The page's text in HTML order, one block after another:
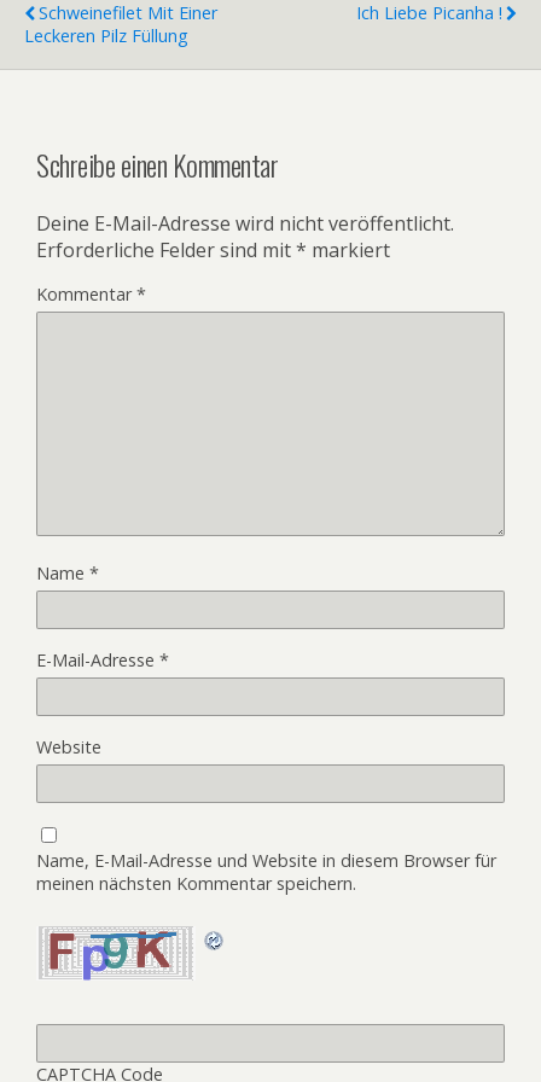
Schweinefilet Mit Einer
Leckeren Pilz Füllung
Ich Liebe Picanha !
Schreibe einen Kommentar
Deine E-Mail-Adresse wird nicht veröffentlicht.
Erforderliche Felder sind mit* markiert
Kommentar*
Name *
E-Mail-Adresse *
Website
Name, E-Mail-Adresse und Website in diesem Browser für
meinen nächsten Kommentar speichern.
CAPTCHA Code